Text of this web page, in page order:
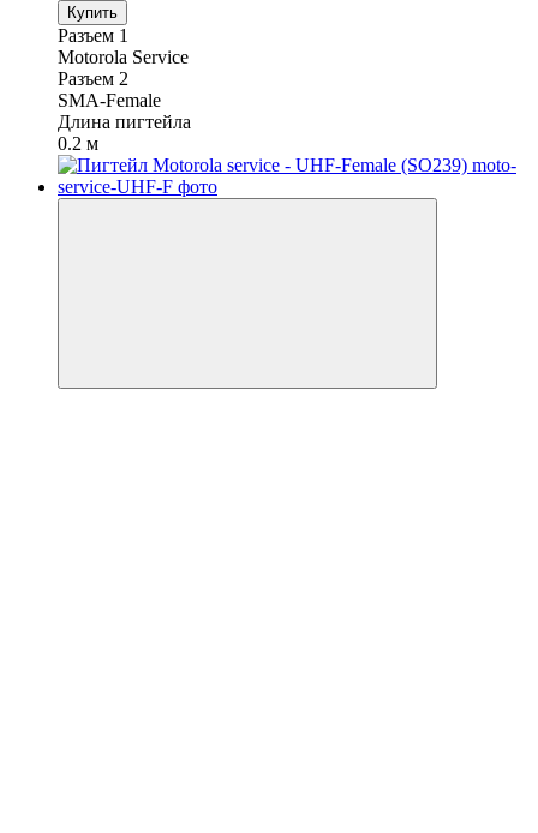
Купить
Разъем 1
Motorola Service
Разъем 2
SMA-Female
Длина пигтейла
0.2 м